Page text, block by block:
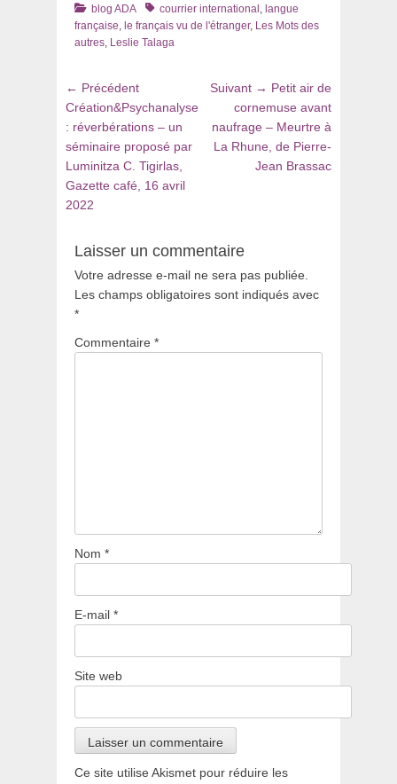
Catégories
blog ADA Tagscourrier international , langue
française, le français vu de l'étranger, Les Mots des
autres, Leslie Talaga
Navigation
de
l’article
← PrécédentArticle
précédent
:
Création&Psychanalyse
: réverbérations – un
séminaire proposé par
Luminitza C. Tigirlas,
Gazette café, 16 avril
2022
Suivant → Article
suivant
:
Petit air de
cornemuse avant
naufrage – Meurtre à
La Rhune, de Pierre-
Jean Brassac
Laisser un commentaire
Votre adresse e-mail ne sera pas publiée.
Les champs obligatoires sont indiqués avec
*
Commentaire *
Nom *
E-mail *
Site web
Ce site utilise Akismet pour réduire les